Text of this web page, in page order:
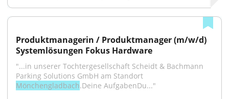
Produktmanagerin / Produktmanager (m/w/d)
Systemlösungen Fokus Hardware
"...in unserer Tochtergesellschaft Scheidt & Bachmann
Mönchengladbach.Deine AufgabenDu..."